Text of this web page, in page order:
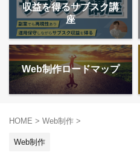
収益を得るサブスク講
座
Web制作ロードマップ
HOME > Web制作 >
Web制作